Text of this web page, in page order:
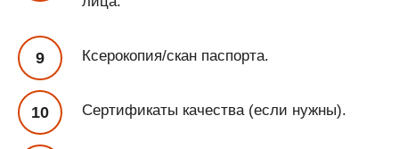
Ксерокопия/скан паспорта.
Сертификаты качества (если нужны).